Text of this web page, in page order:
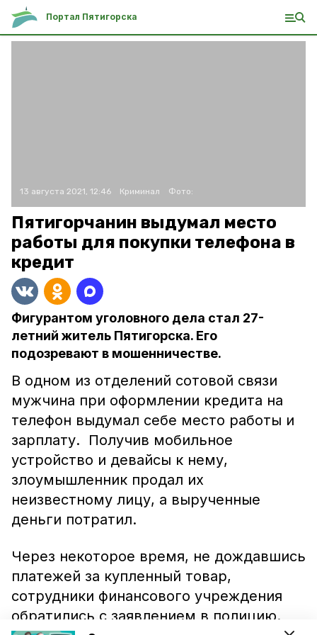
Портал Пятигорска
13 августа 2021, 12:46 Криминал Фото:
Пятигорчанин выдумал место
работы для покупки телефона в
кредит
Фигурантом уголовного дела стал 27-
летний житель Пятигорска. Его
подозревают в мошенничестве.
В одном из отделений сотовой связи
мужчина при оформлении кредита на
телефон выдумал себе место работы и
зарплату. Получив мобильное
устройство и девайсы к нему,
злоумышленник продал их
неизвестному лицу, а вырученные
деньги потратил.
Через некоторое время, не дождавшись
платежей за купленный товар,
сотрудники финансового учреждения
обратились с заявлением в полицию.